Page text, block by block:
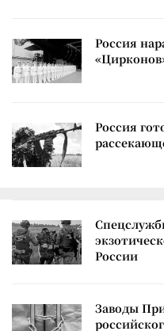
Россия
Россия
России
Заводы